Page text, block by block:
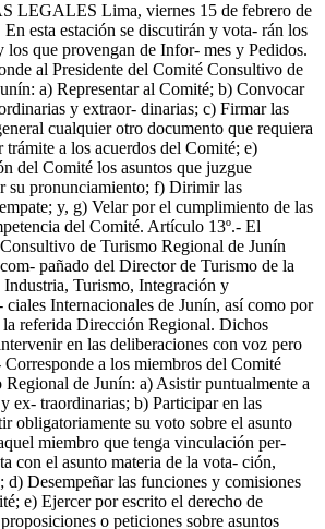
LEGALES Lima, viernes 15 de febrero de
esta estación se discutirán y vota- rán los
los que provengan de Infor- mes y Pedidos.
al Presidente del Comité Consultivo de
a) Representar al Comité; b) Convocar
y extraor- dinarias; c) Firmar las
cualquier otro documento que requiera
a los acuerdos del Comité; e)
del Comité los asuntos que juzgue
su pronunciamiento; f) Dirimir las
y, g) Velar por el cumplimiento de las
del Comité. Artículo 13º.- El
de Turismo Regional de Junín
pañado del Director de Turismo de la
Turismo, Integración y
Internacionales de Junín, así como por
referida Dirección Regional. Dichos
en las deliberaciones con voz pero
a los miembros del Comité
de Junín: a) Asistir puntualmente a
ex- traordinarias; b) Participar en las
obligatoriamente su voto sobre el asunto
miembro que tenga vinculación per-
con el asunto materia de la vota- ción,
d) Desempeñar las funciones y comisiones
e) Ejercer por escrito el derecho de
o peticiones sobre asuntos